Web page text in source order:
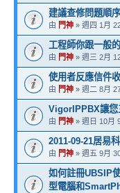
建議查修問題順
由 門神 » 週四 1月
工程師你跟一般
由 門神 » 週三 2月
使用者反應信件
由 門神 » 週二 8月
VigorIPPBX讓您
由 門神 » 週日 10月
2011-09-21居易
由 門神 » 週五 9月
如何註冊UBSIP
型電腦和